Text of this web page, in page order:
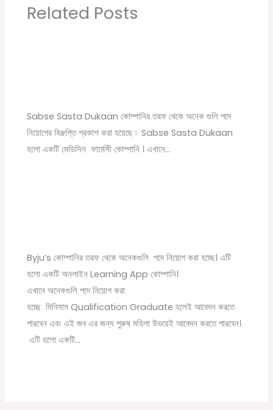
Related Posts
Sabse Sasta Dukaan কোম্পানির তরফ থেকে অনেক গুলি পদে
নিয়োগের বিঞ্জপ্তি প্রকাশ করা হয়েছে ৷ Sabse Sasta Dukaan
হলো একটি মেডিসিন ফার্মেসী কোম্পানি । এখানে…
Byju’s কোম্পানির তরফ থেকে অনেকগুলি পদে নিয়োগ করা হচ্ছে। এটি
হলো একটি অনলাইন Learning App কোম্পানি।
এখানে অনেকগুলি পদে নিয়োগ করা
হচ্ছে মিনিমাম Qualification Graduate হলেই আবেদন করতে
পারবেন এবং এই জব এর জন্য পুরুষ মহিলা উভয়েই আবেদন করতে পারবেন।
এটি হলো একটি…